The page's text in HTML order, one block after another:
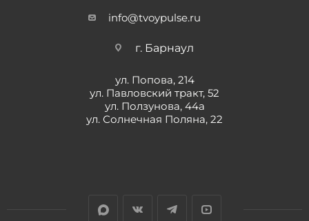
info@tvoypulse.ru
г. Барнаул
ул. Попова, 214
ул. Павловский тракт, 52
ул. Ползунова, 44а
ул. Солнечная Поляна, 22